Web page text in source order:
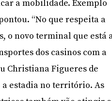
a mobilidade. Exemplo
“No que respeita a
o novo terminal que está
dos casinos com a
Christiana Figueres de
estadia no território. As